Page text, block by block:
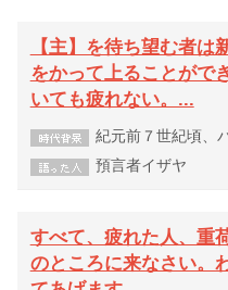
【主】を待ち望む者
をかって上ることがで
いても疲れない。...
紀元前７世紀頃、
預言者イザヤ
すべて、疲れた人、重
のところに来なさい。